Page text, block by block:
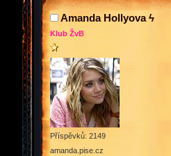
Amanda Hollyova ϟ
Klub ŽvB
Příspěvků: 2149
amanda.pise.cz